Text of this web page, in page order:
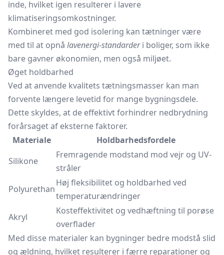
inde, hvilket igen resulterer i lavere
klimatiseringsomkostninger.
Kombineret med god isolering kan tætninger være
med til at opnå lavenergi-standarderi boliger, som ikke
bare gavner økonomien, men også miljøet.
Øget holdbarhed
Ved at anvende kvalitets tætningsmasser kan man
forvente længere levetid for mange bygningsdele.
Dette skyldes, at de effektivt forhindrer nedbrydning
forårsaget af eksterne faktorer.
Materiale
Holdbarhedsfordele
Silikone
Fremragende modstand mod vejr og UV-
stråler
Polyurethan
Høj fleksibilitet og holdbarhed ved
temperaturændringer
Akryl
Kosteffektivitet og vedhæftning til porøse
overflader
Med disse materialer kan bygninger bedre modstå slid
og ældning, hvilket resulterer i færre reparationer og